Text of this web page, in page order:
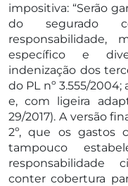
impositiva: “Serão
do segurado
específico e
indenização dos
do PL nº 3.555/2004;
e, com ligeira
29/2017). A versão
2º, que os gastos
tampouco
responsabilidade
conter cobertura